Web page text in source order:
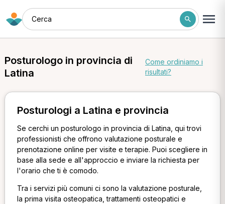
Cerca
Posturologo in provincia di
Latina
Come ordiniamo i
risultati?
Posturologi a Latina e provincia
Se cerchi un posturologo in provincia di Latina, qui trovi
professionisti che offrono valutazione posturale e
prenotazione online per visite e terapie. Puoi scegliere in
base alla sede e all'approccio e inviare la richiesta per
l'orario che ti è comodo.
Tra i servizi più comuni ci sono la valutazione posturale,
la prima visita osteopatica, trattamenti osteopatici e